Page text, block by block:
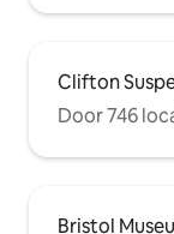
Clifton
Door 746
Bristol